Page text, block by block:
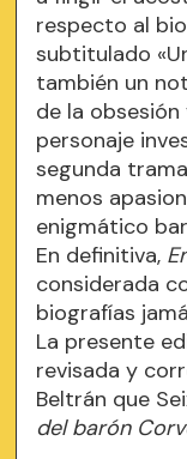
respecto al
subtitulado
también un
de la
personaje
segunda
menos
enigmático
En definitiva,
considerada
biografías
La presente
revisada y
Beltrán que
del barón